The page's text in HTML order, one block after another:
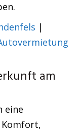
|
am
eine